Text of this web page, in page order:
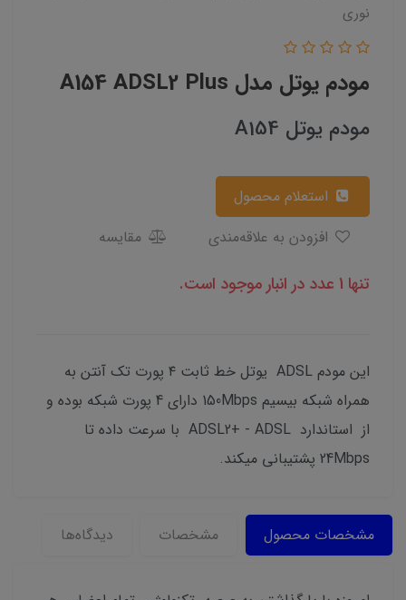
نوری
مودم یوتل مدل A154 ADSL2 Plus
مودم یوتل A154
مقایسه
تنها 1 عدد در انبار موجود است.
این مودم ADSL یوتل خط ثابت ۴ پورت تک آنتن به
همراه شبکه بیسیم 150Mbps دارای 4 پورت شبکه بوده و
از استاندارد ADSL2+ - ADSL با سرعت داده تا
24Mbps پشتیبانی میکند.
مشخصات محصول مشخصات دیدگاه‌ها